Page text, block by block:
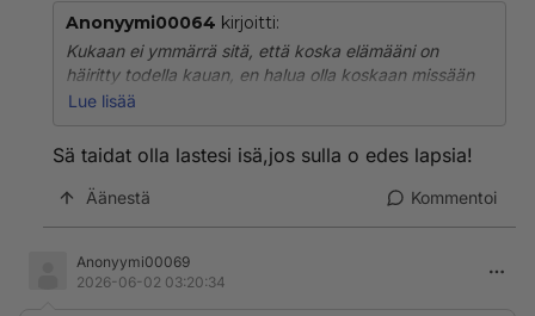
Anonyymi00064 kirjoitti:
Kukaan ei ymmärrä sitä, että koska elämääni on
häiritty todella kauan, en halua olla koskaan missään
tekemissä häirikön kanssa! Ja tiedoksi olen sen
ollut koskaan seksiä keskenämme! Kukaan ei jaksa
ymmärtää vuosien ajan sellaista ihmistä, joka ei
koskaan sanonut mitään! Siksi päätin tähän taloon
ihmistä, joka on yhtä hiljainen kuin lasteni isä oli! Ja
ikäero ona aivan liian suuri pelkälle ystävyydellekin! Ja
Lue lisää
Sä taidat olla lastesi isä,jos sulla o edes lapsia!
Äänestä Kommentoi
Anonyymi00069
2026-06-02 03:20:34